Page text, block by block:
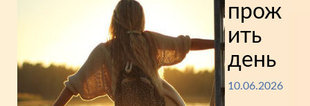
прож
ить
день
10.06.2026